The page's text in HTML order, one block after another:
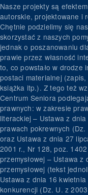
Nasze projekty są
autorskie, projektowane i
Chętnie podzielimy się
skorzystać z naszych
jednak o poszanowaniu
prawie przez własność
to, co powstało w drodze
postaci materialnej
książka itp.). Z tego też
Centrum Seniora
prawnych: w zakresie
literackiej – Ustawa z
prawach pokrewnych
oraz Ustawa z dnia 27
2001 r., Nr 128, poz.
przemysłowej – Ustawa
przemysłowej (tekst
Ustawa z dnia 16
konkurencji (Dz. U. z